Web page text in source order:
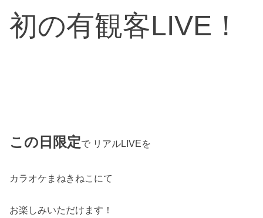
初の有観客LIVE！
この日限定で リアルLIVEを
カラオケまねきねこにて
お楽しみいただけます！